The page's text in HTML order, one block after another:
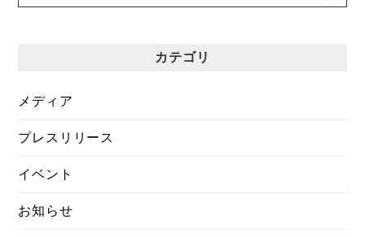
カテゴリ
メディア
プレスリリース
イベント
お知らせ